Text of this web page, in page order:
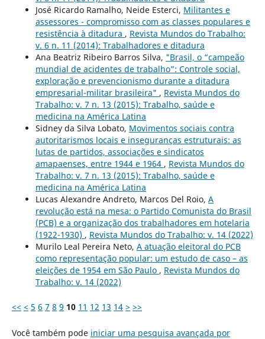
José Ricardo Ramalho, Neide Esterci, Militantes e
assessores - compromisso com as classes populares e
resistência à ditadura , Revista Mundos do Trabalho:
v. 6 n. 11 (2014): Trabalhadores e ditadura
Ana Beatriz Ribeiro Barros Silva, "Brasil, o “campeão
mundial de acidentes de trabalho”: Controle social,
exploração e prevencionismo durante a ditadura
empresarial-militar brasileira" , Revista Mundos do
Trabalho: v. 7 n. 13 (2015): Trabalho, saúde e
medicina na América Latina
Sidney da Silva Lobato, Movimentos sociais contra
autoritarismos locais e inseguranças estruturais: as
lutas de partidos, associações e sindicatos
amapaenses, entre 1944 e 1964 , Revista Mundos do
Trabalho: v. 7 n. 13 (2015): Trabalho, saúde e
medicina na América Latina
Lucas Alexandre Andreto, Marcos Del Roio, A
revolução está na mesa: o Partido Comunista do Brasil
(PCB) e a organização dos trabalhadores em hotelaria
(1922-1930) , Revista Mundos do Trabalho: v. 14 (2022)
Murilo Leal Pereira Neto, A atuação eleitoral do PCB
como representação popular: um estudo de caso – as
eleições de 1954 em São Paulo , Revista Mundos do
Trabalho: v. 14 (2022)
<< < 5 6 7 8 9 10 11 12 13 14 > >>
Você também pode iniciar uma pesquisa avançada por